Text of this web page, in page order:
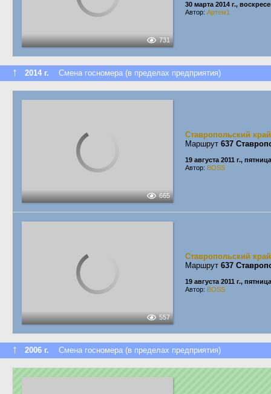
731
30 марта 2014 г.,
Автор: Артем1
↑ 2014 г. Смена госномера (в пределах предприятия)
665
Ставропольский край
Маршрут 637
19 августа 2011 г., пятница
Автор: BOSS
557
Ставропольский край
Маршрут 637
19 августа 2011 г., пятница
Автор: BOSS
↑ 2006 г. Смена госномера (в пределах предприятия)